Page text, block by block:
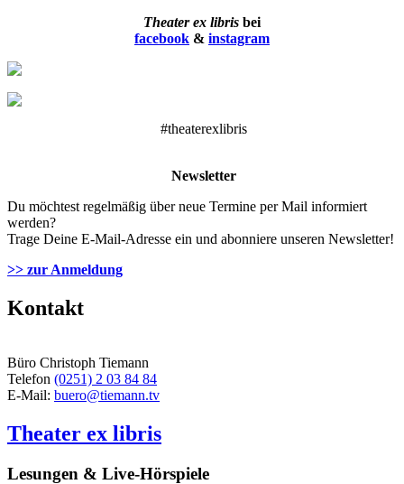
Theater ex libris bei
facebook & instagram
#theaterexlibris
Newsletter
Du möchtest regelmäßig über neue Termine per Mail informiert
werden?
Trage Deine E-Mail-Adresse ein und abonniere unseren Newsletter!
>> zur Anmeldung
Kontakt
Büro Christoph Tiemann
Telefon (0251) 2 03 84 84
E-Mail: buero@tiemann.tv
Theater ex libris
Lesungen & Live-Hörspiele